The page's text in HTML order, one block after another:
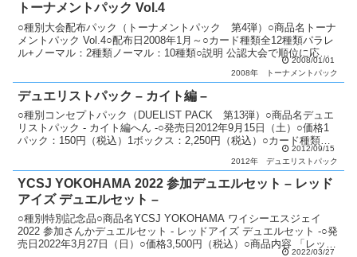
トーナメントパック Vol.4
○種別大会配布パック（トーナメントパック 第4弾）○商品名トーナ
メントパック Vol.4○配布日2008年1月～○カード種類全12種類パラレ
ル+ノーマル：2種類ノーマル：10種類○説明 公認大会で順位に応じ
2008/01/01
2008年
トーナメントパック
デュエリストパック – カイト編 –
○種別コンセプトパック（DUELIST PACK 第13弾）○商品名デュエ
リストパック - カイト編へん -○発売日2012年9月15日（土）○価格1
パック：150円（税込）1ボックス：2,250円（税込）○カード種類全
2012/09/15
2012年
デュエリストパック
YCSJ YOKOHAMA 2022 参加デュエルセット – レッド
アイズ デュエルセット –
○種別特別記念品○商品名YCSJ YOKOHAMA ワイシーエスジェイ
2022 参加さんかデュエルセット - レッドアイズ デュエルセット -○発
売日2022年3月27日（日）○価格3,500円（税込）○商品内容 「レッド
2022/03/27